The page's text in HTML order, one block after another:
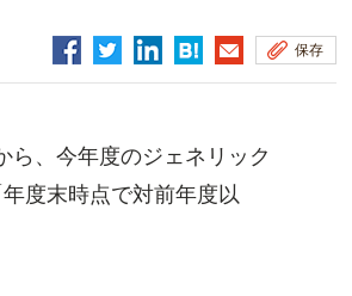
保存
、今年度のジェネリック
度末時点で対前年度以